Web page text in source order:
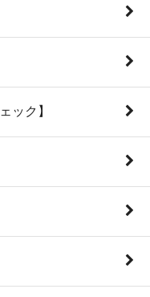
ック】